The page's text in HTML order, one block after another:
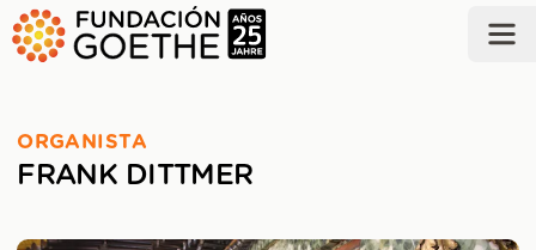
SALTAR AL CONTENIDO PRINCIPAL
ORGANISTA
FRANK DITTMER